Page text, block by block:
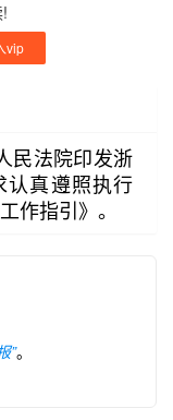
vip
民法院印发浙
认真遵照执行
作指引》。
”。